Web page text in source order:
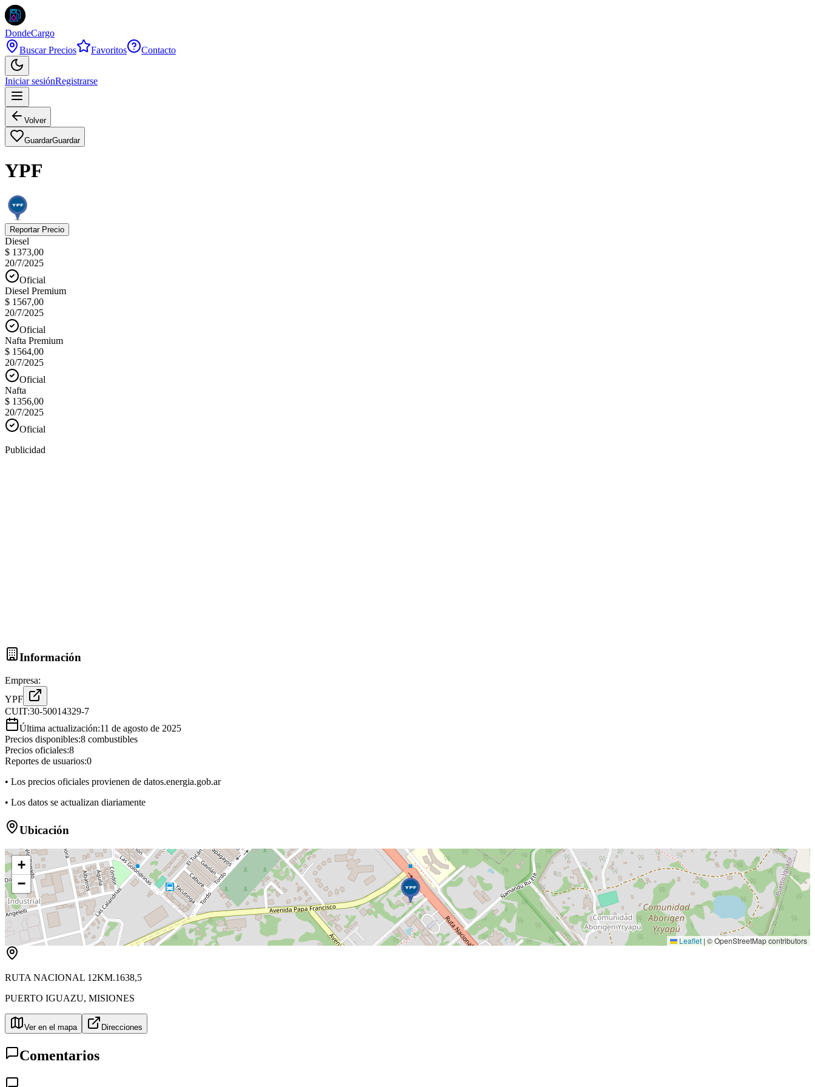
DondeCargo
Buscar Precios
Favoritos Contacto
Iniciar sesiónRegistrarse
Volver
GuardarGuardar
YPF
Reportar Precio
Diesel
$ 1373,00
20/7/2025
Oficial
Diesel Premium
$ 1567,00
20/7/2025
Oficial
Nafta Premium
$ 1564,00
20/7/2025
Oficial
Nafta
$ 1356,00
20/7/2025
Oficial
Publicidad
Información
Empresa:
YPF
CUIT:30-50014329-7
Última actualización:11 de agosto de 2025
Precios disponibles:8 combustibles
Precios oficiales:8
Reportes de usuarios:0
• Los precios oficiales provienen de datos.energia.gob.ar
• Los datos se actualizan diariamente
Ubicación
+
−
Leaflet | © OpenStreetMap contributors
RUTA NACIONAL 12KM.1638,5
PUERTO IGUAZU, MISIONES
Ver en el mapa Direcciones
Comentarios